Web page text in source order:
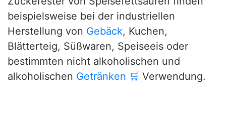
beispielsweise bei der industriellen
Herstellung von Gebäck, Kuchen,
Blätterteig, Süßwaren, Speiseeis oder
bestimmten nicht alkoholischen und
alkoholischen Getränken 🛒 Verwendung.